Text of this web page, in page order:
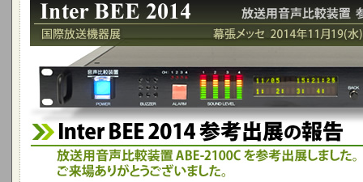
Inter BEE 2014 参考出品の報告 - 幕張メッセ 2014年11月
放送用音声比較装置 ABE-2100Cを国際放送機器展に参考出展しました。